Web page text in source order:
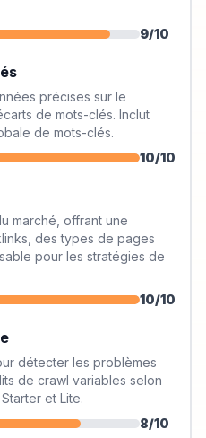
9/10
précises sur le
de mots-clés. Inclut
de mots-clés.
10/10
marché, offrant une
des types de pages
pour les stratégies de
10/10
détecter les problèmes
de crawl variables selon
et Lite.
8/10